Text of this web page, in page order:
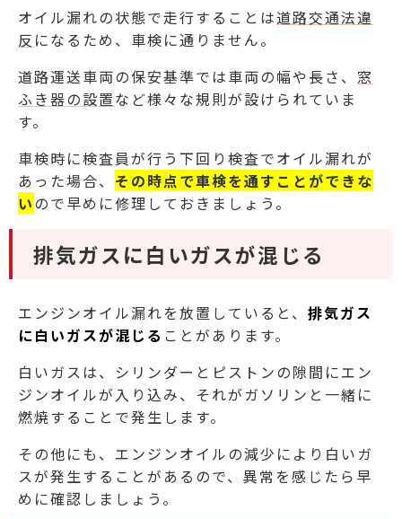
オイル漏れの状態で走行することは道路交通法違
反 になるため、車検に通りません。
道路運送車両の保安基準では車両の幅や長さ、 窓
ふき器の設置など様々な規則が設けられていま
す。
車検時に検査員が行う下回り検査でオイル漏れが
あった場合、 その時点で車検を通すことができな
いので早めに修理しておきましょう。
排気ガスに白いガスが混じる
エンジンオイル漏れを放置していると、 排気ガス
に白いガスが混じる ことがあります。
白いガスは、シリンダーとピストンの隙間にエン
ジンオイルが入り込み、それがガソリンと一緒に
燃焼することで発生します。
その他にも、エンジンオイルの減少により白いガ
スが発生することがあるので、異常を感じたら早
めに確認しましょう。